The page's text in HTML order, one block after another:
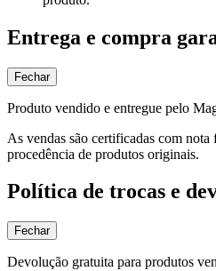
Entrega e compra
Fechar
Produto vendido e entregue pelo
As vendas são certificadas com nota
procedência de produtos originais.
Política de trocas e
Fechar
Devolução gratuita para produtos